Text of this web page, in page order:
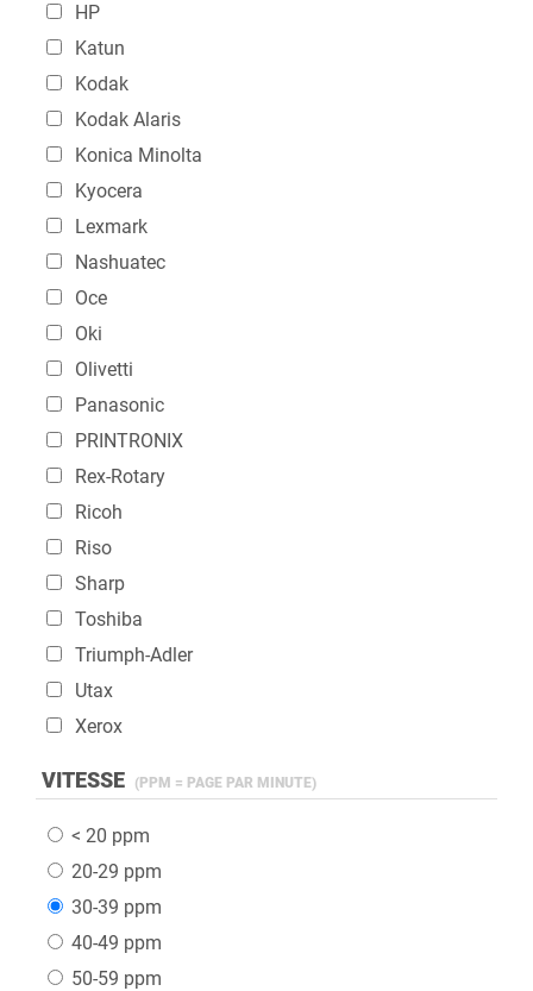
HP
Katun
Kodak
Kodak Alaris
Konica Minolta
Kyocera
Lexmark
Nashuatec
Oce
Oki
Olivetti
Panasonic
PRINTRONIX
Rex-Rotary
Ricoh
Riso
Sharp
Toshiba
Triumph-Adler
Utax
Xerox
VITESSE (PPM = PAGE PAR MINUTE)
< 20 ppm
20-29 ppm
30-39 ppm
40-49 ppm
50-59 ppm